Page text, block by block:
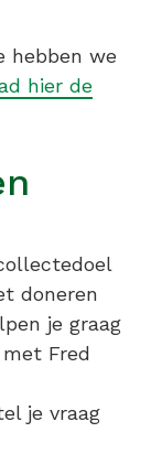
hebben we
hier de
doneren
je graag
Fred
je vraag